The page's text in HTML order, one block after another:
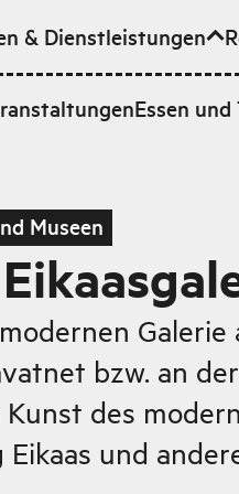
& Dienstleistungen
Essen
Museen
Galerie
bzw. an
des
Eikaas und